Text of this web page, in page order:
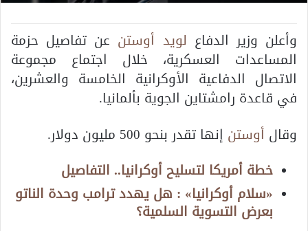
وأعلن وزير الدفاع لويد أوستن عن تفاصيل حزمة
المساعدات العسكرية، خلال اجتماع مجموعة
الاتصال الدفاعية الأوكرانية الخامسة والعشرين،
في قاعدة رامشتاين الجوية بألمانيا.
وقال أوستن إنها تقدر بنحو 500 مليون دولار.
خطة أمريكا لتسليح أوكرانيا.. التفاصيل
«سلام أوكرانيا» : هل يهدد ترامب وحدة الناتو
بعرض التسوية السلمية؟